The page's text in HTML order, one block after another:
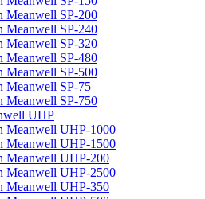
Meanwell SP-200
Meanwell SP-240
Meanwell SP-320
Meanwell SP-480
Meanwell SP-500
Meanwell SP-75
Meanwell SP-750
UHP
Meanwell UHP-1000
Meanwell UHP-1500
Meanwell UHP-200
Meanwell UHP-2500
Meanwell UHP-350